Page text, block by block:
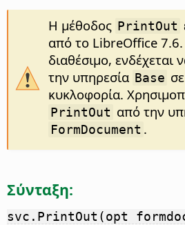
Η μέθοδος PrintOut
από το LibreOffice 7.6.
διαθέσιμο, ενδέχεται
την υπηρεσία Base
κυκλοφορία.
PrintOut από την
FormDocument .
Σύνταξη:
svc.PrintOut(opt